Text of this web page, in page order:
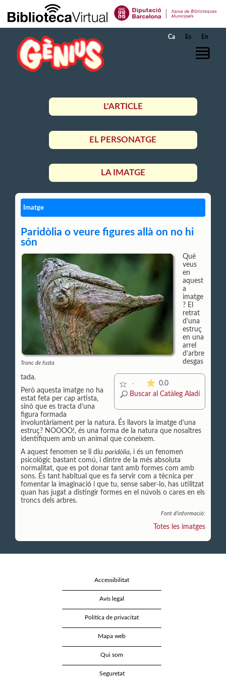
Salta al contingut principal
Ca Es En
L'ARTICLE
EL PERSONATGE
LA IMATGE
Imatge
Paridòlia o veure figures allà on no hi
són
Tronc de fusta
- 0.0La mitjana de les
Buscar al Catàleg Aladí
Què
veus
en
aquest
a
imatge
? El
retrat
d’una
estruç
en una
arrel
d’arbre
desgas
tada.
Però aquesta imatge no ha
estat feta per cap artista,
sinó que es tracta d’una
figura formada
involuntàriament per la natura. És llavors la imatge d’una
estruç? NOOOO!, és una forma de la natura que nosaltres
identifiquem amb un animal que coneixem.
A aquest fenomen se li diu paridòlia, i és un fenomen
psicològic bastant comú, i dintre de la més absoluta
normalitat, que es pot donar tant amb formes com amb
sons. És tant habitual que es fa servir com a tècnica per
fomentar la imaginació i que tu, sense saber-lo, has utilitzat
quan has jugat a distingir formes en el núvols o cares en els
troncs dels arbres.
Font d'informació:
Totes les imatges
Accessibilitat
Avís legal
Política de privacitat
Mapa web
Qui som
Seguretat